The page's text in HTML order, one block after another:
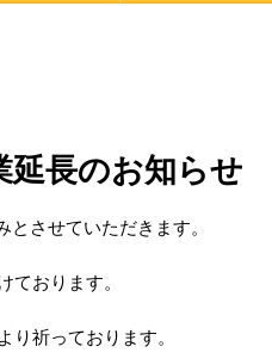
延長のお知らせ
させていただきます。
ております。
り祈っております。